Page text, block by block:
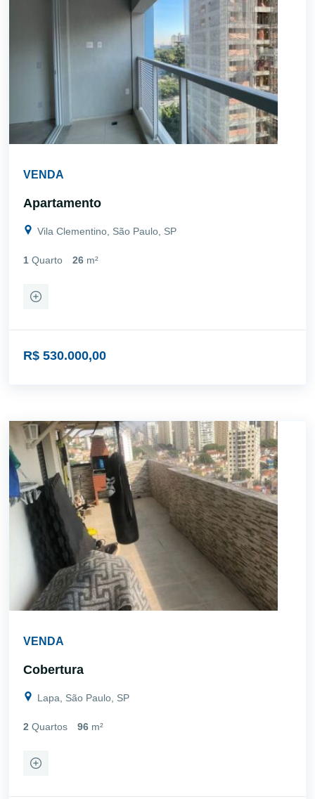
VENDA
Apartamento
Vila Clementino, São Paulo, SP
1 Quarto 26 m²
R$ 530.000,00
VENDA
Cobertura
Lapa, São Paulo, SP
2 Quartos 96 m²